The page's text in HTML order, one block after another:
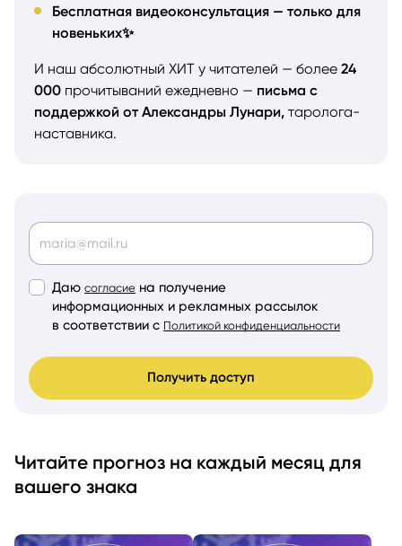
Бесплатная видеоконсультация — только для
новеньких✨
И наш абсолютный ХИТ у читателей — более 24
000 прочитываний ежедневно — письма с
поддержкой от Александры Лунари, таролога-
наставника.
Даю согласие на получение
информационных и рекламных рассылок
в соответствии с Политикой конфиденциальности
Получить доступ
Читайте прогноз на каждый месяц для
вашего знака